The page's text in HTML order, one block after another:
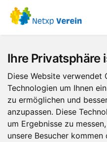
Ihre Privatsphäre
Diese Website verwendet
Technologien um Ihnen
zu ermöglichen und
anzupassen. Diese
um Ergebnisse zu
unsere Besucher